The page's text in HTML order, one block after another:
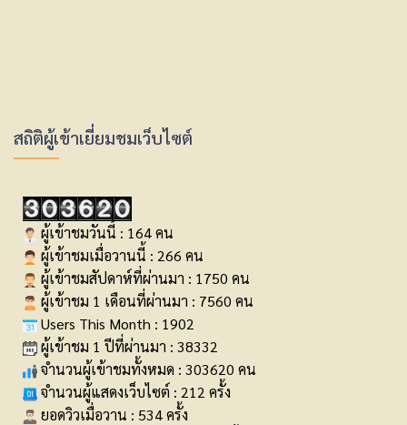
สถิติผู้เข้าเยี่ยมชมเว็บไซต์
ผู้เข้าชมวันนี้ : 164 คน
ผู้เข้าชมเมื่อวานนี้ : 266 คน
ผู้เข้าชมสัปดาห์ที่ผ่านมา : 1750 คน
ผู้เข้าชม 1 เดือนที่ผ่านมา : 7560 คน
Users This Month : 1902
ผู้เข้าชม 1 ปีที่ผ่านมา : 38332
จำนวนผู้เข้าชมทั้งหมด : 303620 คน
จำนวนผู้แสดงเว็บไซต์ : 212 ครั้ง
ยอดวิวเมื่อวาน : 534 ครั้ง